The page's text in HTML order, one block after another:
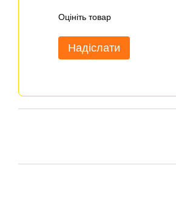
Оцініть товар
Надіслати